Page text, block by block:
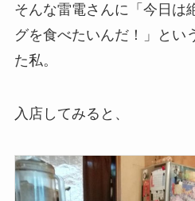
そんな雷電さんに「今日は
グを食べたいんだ！」とい
た私。
入店してみると、